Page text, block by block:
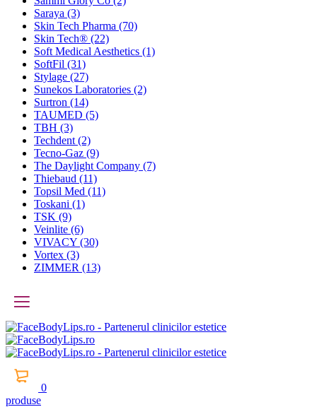
Saraya (3)
Skin Tech Pharma (70)
Skin Tech® (22)
Soft Medical Aesthetics (1)
SoftFil (31)
Stylage (27)
Sunekos Laboratories (2)
Surtron (14)
TAUMED (5)
TBH (3)
Techdent (2)
Tecno-Gaz (9)
The Daylight Company (7)
Thiebaud (11)
Topsil Med (11)
Toskani (1)
TSK (9)
Veinlite (6)
VIVACY (30)
Vortex (3)
ZIMMER (13)
0
produse